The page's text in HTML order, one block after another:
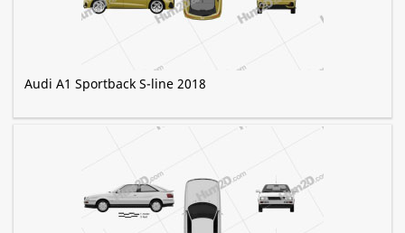
Audi A1 Sportback S-line 2018